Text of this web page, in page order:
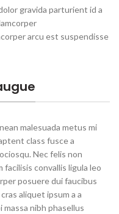
gravida parturient id a
arcu est suspendisse
malesuada metus mi
class fusce a
Nec felis non
convallis ligula leo
posuere dui faucibus
aliquet ipsum a a
nibh phasellus